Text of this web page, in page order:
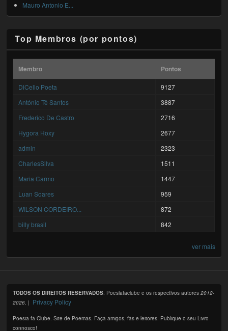
Mauro Antonio E...
Top Membros (por pontos)
Membro Pontos
DiCello Poeta
9127
António Tê Santos
3887
Frederico De Castro
2716
Hygora Hoxy
2677
admin
2323
CharlesSilva
1511
Maria Carmo
1447
Luan Soares
959
WILSON CORDEIRO...
872
billy brasil
842
ver mais
TODOS OS DIREITOS RESERVADOS: Poesiafaclube e os respectivos autores2012-
2026. | Privacy Policy
Poesia fã Clube. Site de Poemas. Faça amigos, fãs e leitores. Publique o seu Livro
connosco!